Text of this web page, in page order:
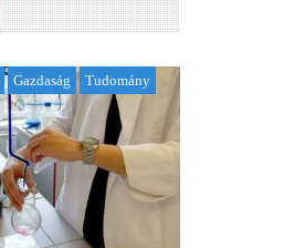
Gazdaság Tudomány